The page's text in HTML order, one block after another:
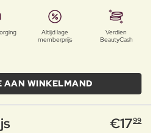
Altijd lage
memberprijs
Verdien
BeautyCash
AAN WINKELMAND
€1799